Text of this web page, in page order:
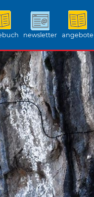
newsletter angebote